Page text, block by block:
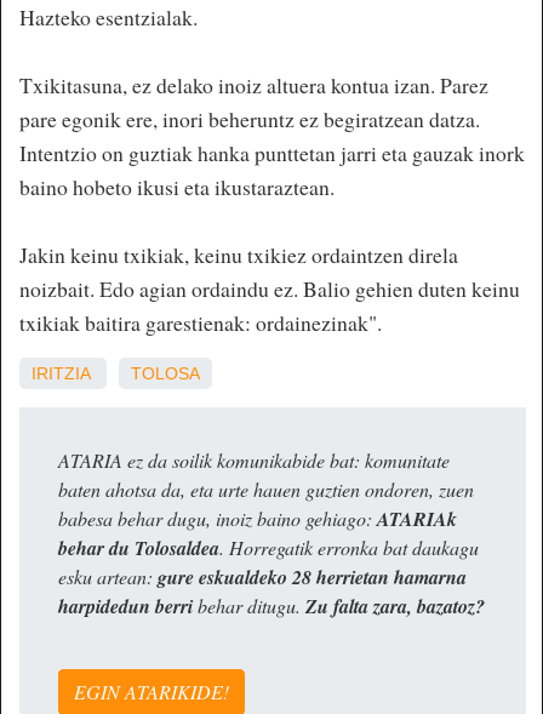
Hazteko esentzialak.
Txikitasuna, ez delako inoiz altuera kontua izan. Parez
pare egonik ere, inori beheruntz ez begiratzean datza.
Intentzio on guztiak hanka punttetan jarri eta gauzak inork
baino hobeto ikusi eta ikustaraztean.
Jakin keinu txikiak, keinu txikiez ordaintzen direla
noizbait. Edo agian ordaindu ez. Balio gehien duten keinu
txikiak baitira garestienak: ordainezinak".
IRITZIA TOLOSA
ATARIA ez da soilik komunikabide bat: komunitate
baten ahotsa da, eta urte hauen guztien ondoren, zuen
babesa behar dugu, inoiz baino gehiago:ATARIAk
behar du Tolosaldea. Horregatik erronka bat daukagu
esku artean: gure eskualdeko 28 herrietan hamarna
harpidedun berribehar ditugu. Zu falta zara, bazatoz?
EGIN ATARIKIDE!